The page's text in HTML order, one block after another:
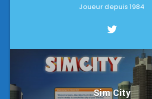
Joueur depuis 1984
Sim City